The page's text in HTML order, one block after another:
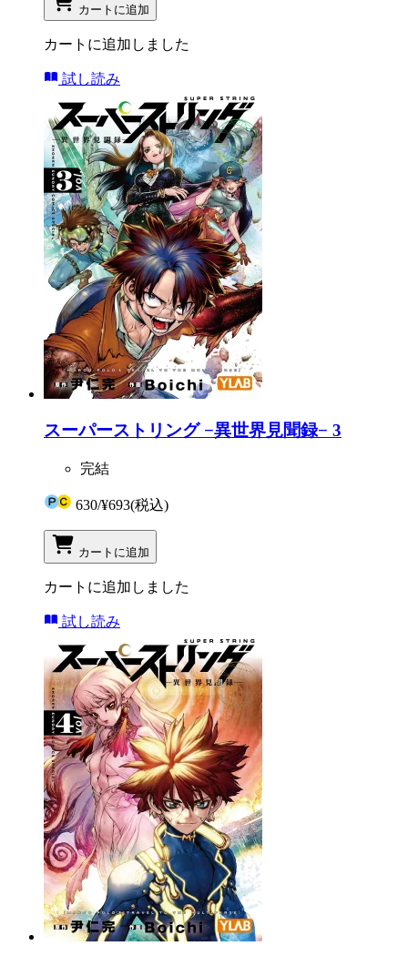
カートに追加
カートに追加しました
試し読み
スーパーストリング −異世界見聞録− 3
完結
630/¥693(税込)
カートに追加
カートに追加しました
試し読み